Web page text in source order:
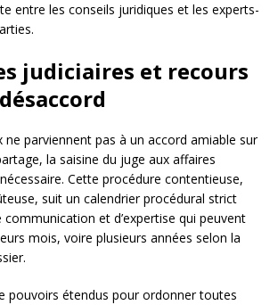
entre les conseils juridiques et les experts-
judiciaires et recours
ne parviennent pas à un accord amiable sur
la saisine du juge aux affaires
Cette procédure contentieuse,
suit un calendrier procédural strict
communication et d’expertise qui peuvent
mois, voire plusieurs années selon la
pouvoirs étendus pour ordonner toutes